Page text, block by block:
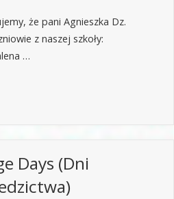
że pani Agnieszka Dz.
z naszej szkoły:
…
Days (Dni